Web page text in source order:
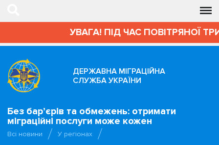
УВАГА! ПІД ЧАС ПОВІТРЯНОЇ
ДЕРЖАВНА МІГРАЦІЙНА
СЛУЖБА УКРАЇНИ
Без бар’єрів та обмежень: отримати
міграційні послуги може кожен
Всі новини
У регіонах